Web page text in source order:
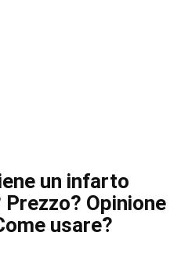
un infarto
Opinione
usare?